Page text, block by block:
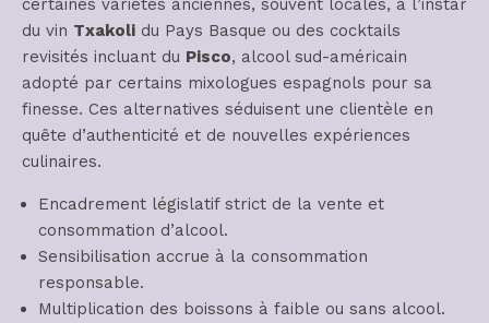
certaines variétés anciennes, souvent locales, à l’instar
du vin Txakoli du Pays Basque ou des cocktails
revisités incluant du Pisco, alcool sud-américain
adopté par certains mixologues espagnols pour sa
finesse. Ces alternatives séduisent une clientèle en
quête d’authenticité et de nouvelles expériences
culinaires.
Encadrement législatif strict de la vente et
consommation d’alcool.
Sensibilisation accrue à la consommation
responsable.
Multiplication des boissons à faible ou sans alcool.